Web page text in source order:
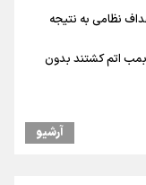
نظامی به نتیجه
بمب اتم کشتند بدون
آرشیو